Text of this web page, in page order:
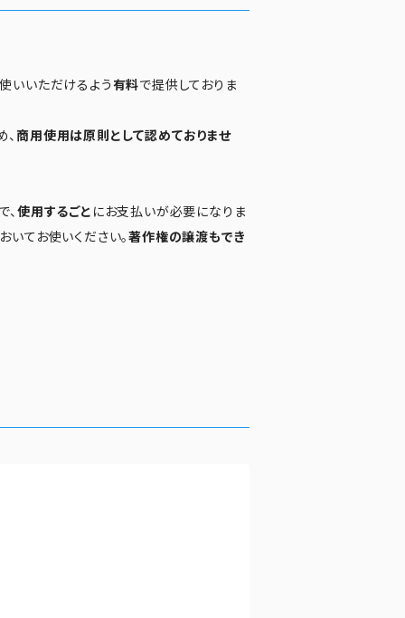
いいただけるよう有料で提供しておりま
、商用使用は原則として認めておりませ
、使用するごと にお支払いが必要になりま
いてお使いください。著作権の譲渡もでき